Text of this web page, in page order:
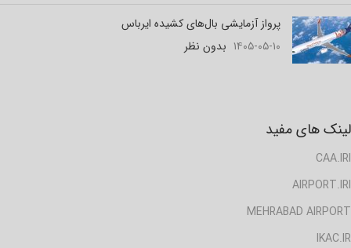
پرواز آزمایشی بال‌های کشیده ایرباس
۱۴۰۵-۰۵-۱۰ بدون نظر
لینک های مفید
CAA.IRI
AIRPORT.IRI
MEHRABAD AIRPORT
IKAC.IR